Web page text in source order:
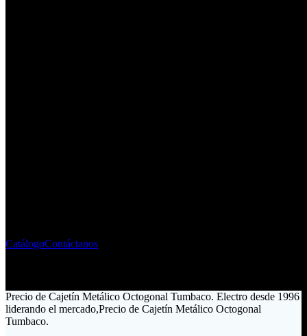
CatálogoContáctanos
Precio de Cajetín Metálico Octogonal Tumbaco. Electro desde 1996
liderando el mercado,Precio de Cajetín Metálico Octogonal
Tumbaco.